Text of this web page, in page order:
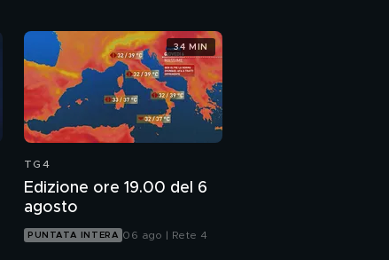
TG4
Edizione ore 19.00 del 6
agosto
PUNTATA INTERA 06 ago | Rete 4
34 MIN